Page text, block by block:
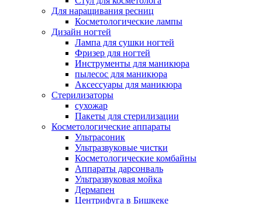
Для наращивания ресниц
Косметологические лампы
Дизайн ногтей
Лампа для сушки ногтей
Фризер для ногтей
Инструменты для маникюра
пылесос для маникюра
Аксессуары для маникюра
Стерилизаторы
сухожар
Пакеты для стерилизации
Косметологические аппараты
Ультрасоник
Ультразвуковые чистки
Косметологические комбайны
Аппараты дарсонваль
Ультразвуковая мойка
Дермапен
Центрифуга в Бишкеке